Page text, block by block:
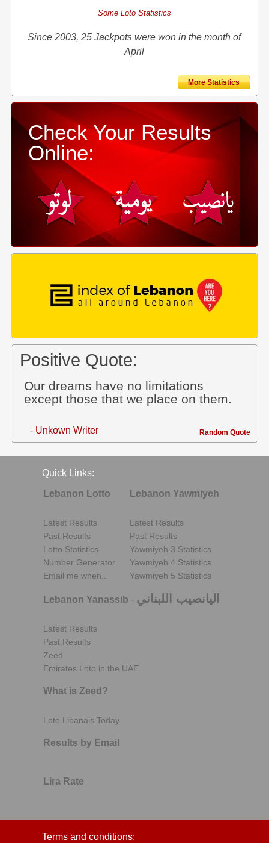
Some Loto Statistics
Since 2003, 25 Jackpots were won in the month of
April
More Statistics
Check Your Results
Online:
Positive Quote:
Our dreams have no limitations
except those that we place on them.
- Unkown Writer Random Quote
Quick Links:
Lebanon Lotto
Latest Results
Past Results
Lotto Statistics
Number Generator
Email me when..
Lebanon Yawmiyeh
Latest Results
Past Results
Yawmiyeh 3 Statistics
Yawmiyeh 4 Statistics
Yawmiyeh 5 Statistics
Lebanon Yanassib - اليانصيب اللبناني
Latest Results
Past Results
Zeed
Emirates Loto in the UAE
What is Zeed?
Loto Libanais Today
Results by Email
Lira Rate
Terms and conditions: